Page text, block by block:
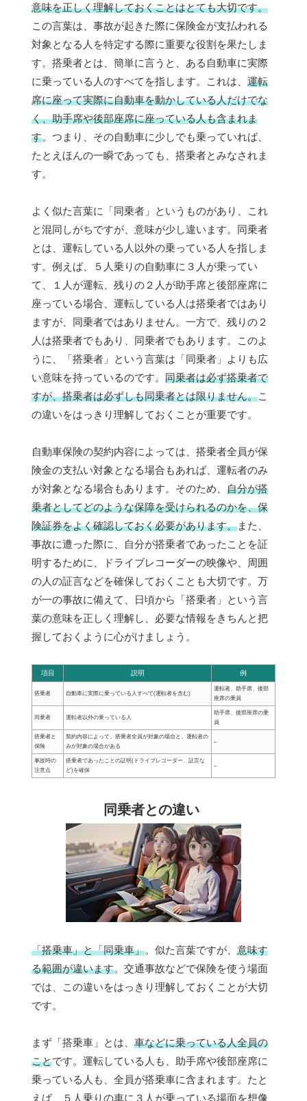
意味を正しく理解しておくことはとても大切です。
この言葉は、事故が起きた際に保険金が支払われる
対象となる人を特定する際に重要な役割を果たしま
す。搭乗者とは、簡単に言うと、ある自動車に実際
に乗っている人のすべてを指します。これは、 運転
席に座って実際に自動車を動かしている人だけでな
く、助手席や後部座席に座っている人も含まれま
す。つまり、その自動車に少しでも乗っていれば、
たとえほんの一瞬であっても、搭乗者とみなされま
す。
よく似た言葉に「同乗者」というものがあり、これ
と混同しがちですが、意味が少し違います。同乗者
とは、運転している人以外の乗っている人を指しま
す。例えば、５人乗りの自動車に３人が乗ってい
て、１人が運転、残りの２人が助手席と後部座席に
座っている場合、運転している人は搭乗者ではあり
ますが、同乗者ではありません。一方で、残りの２
人は搭乗者でもあり、同乗者でもあります。このよ
うに、「搭乗者」という言葉は「同乗者」よりも広
い意味を持っているのです。 同乗者は必ず搭乗者で
すが、搭乗者は必ずしも同乗者とは限りません。こ
の違いをはっきり理解しておくことが重要です。
自動車保険の契約内容によっては、搭乗者全員が保
険金の支払い対象となる場合もあれば、運転者のみ
が対象となる場合もあります。そのため、 自分が搭
乗者としてどのような保障を受けられるのかを、保
険証券をよく確認しておく必要があります。また、
事故に遭った際に、自分が搭乗者であったことを証
明するために、ドライブレコーダーの映像や、周囲
の人の証言などを確保しておくことも大切です。万
が一の事故に備えて、日頃から「搭乗者」という言
葉の意味を正しく理解し、必要な情報をきちんと把
握しておくように心がけましょう。
項目 説明 例
搭乗者 自動車に実際に乗っている人すべて(運転者を含む)
運転者、助手席、後部
座席の乗員
同乗者 運転者以外の乗っている人
助手席、後部座席の乗
員
搭乗者と
保険
契約内容によって、搭乗者全員が対象の場合と、運転者の
みが対象の場合がある
–
事故時の
注意点
搭乗者であったことの証明(ドライブレコーダー、証言な
ど)を確保
–
同乗者との違い
「搭乗車」と「同乗車」。似た言葉ですが、 意味す
る範囲が違います。交通事故などで保険を使う場面
では、この違いをはっきり理解しておくことが大切
です。
まず「搭乗車」とは、 車などに乗っている人全員の
ことです。運転している人も、助手席や後部座席に
乗っている人も、全員が搭乗車に含まれます。たと
えば、５人乗りの車に３人が乗っている場面を想像